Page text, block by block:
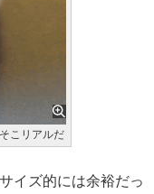
こリアルだ
イズ的には余裕だっ